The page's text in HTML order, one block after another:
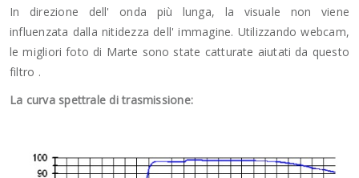
In direzione dell' onda più lunga, la visuale non viene
influenzata dalla nitidezza dell' immagine. Utilizzando webcam,
le migliori foto di Marte sono state catturate aiutati da questo
filtro .
La curva spettrale di trasmissione: